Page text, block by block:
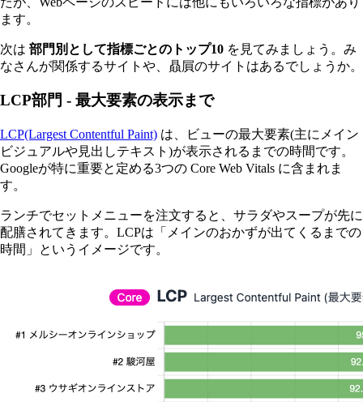
ます。
次は 部門別として指標ごとのトップ10 を見てみましょう。み
なさんが関係するサイトや、贔屓のサイトはあるでしょうか。
LCP部門 - 最大要素の表示まで
LCP(Largest Contentful Paint) は、ビューの最大要素(主にメイン
ビジュアルや見出しテキスト)が表示されるまでの時間です。
Googleが特に重要と定める3つの Core Web Vitals に含まれま
す。
ランチでセットメニューを注文すると、サラダやスープが先に
配膳されてきます。LCPは「メインのおかずが出てくるまでの
時間」というイメージです。